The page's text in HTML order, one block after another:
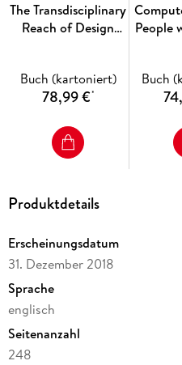
The Transdisciplinary
Reach of Design
Buch (kartoniert)
78,99 €*
People
Buch
Produktdetails
Erscheinungsdatum
31. Dezember 2018
Sprache
englisch
Seitenanzahl
248